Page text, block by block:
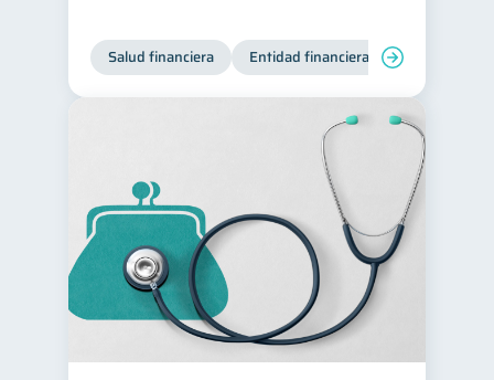
Salud financiera Entidad financiera